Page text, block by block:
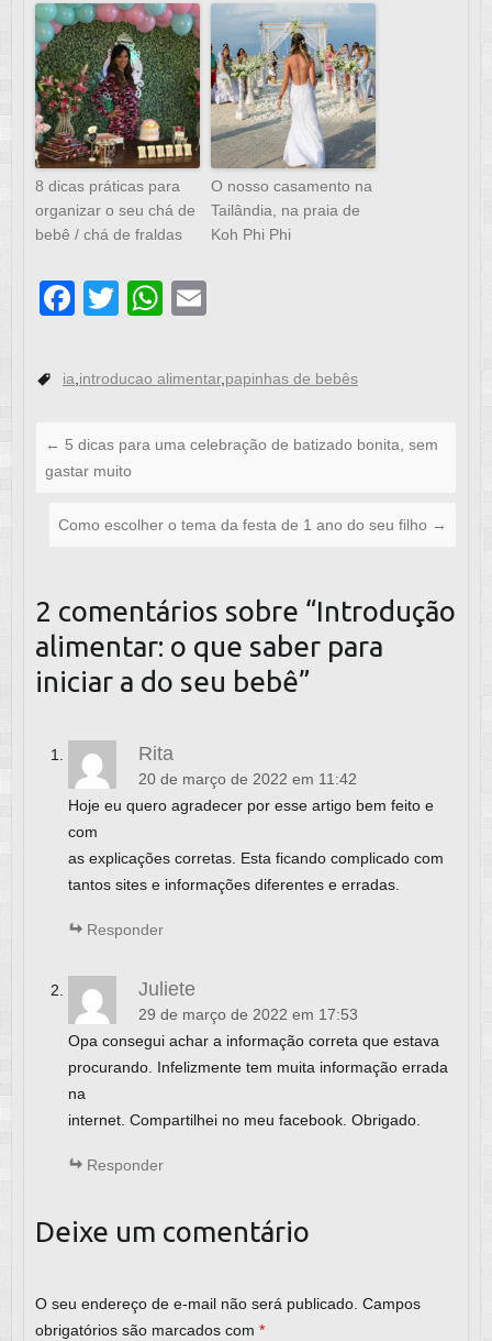
8 dicas práticas para
organizar o seu chá de
bebê / chá de fraldas
O nosso casamento na
Tailândia, na praia de
Koh Phi Phi
F
c
b
o
T
tt
W
at
A
ail
ia introducao alimentar, papinhas de bebês
← 5 dicas para uma celebração de batizado bonita, sem
gastar muito
Como escolher o tema da festa de 1 ano do seu filho →
2 comentários sobre “Introdução
alimentar: o que saber para
iniciar a do seu bebê”
Rita
20 de março de 2022 em 11:42
Hoje eu quero agradecer por esse artigo bem feito e
com
as explicações corretas. Esta ficando complicado com
tantos sites e informações diferentes e erradas.
Responder
Juliete
29 de março de 2022 em 17:53
Opa consegui achar a informação correta que estava
procurando. Infelizmente tem muita informação errada
na
internet. Compartilhei no meu facebook. Obrigado.
Responder
Deixe um comentário
O seu endereço de e-mail não será publicado. Campos
obrigatórios são marcados com *